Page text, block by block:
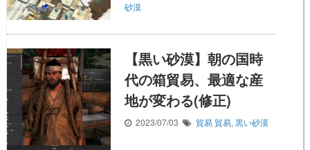
砂漠
【黒い砂漠】朝の国時
代の箱貿易、最適な産
地が変わる(修正)
2023/07/03 貿易 貿易, 黒い砂漠